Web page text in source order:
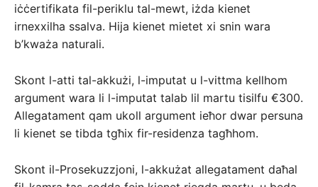
iċċertifikata fil-periklu tal-mewt, iżda kienet
irnexxilha ssalva. Hija kienet mietet xi snin wara
b’kważa naturali.
Skont l-atti tal-akkużi, l-imputat u l-vittma kellhom
argument wara li l-imputat talab lil martu tisilfu €300.
Allegatament qam ukoll argument ieħor dwar persuna
li kienet se tibda tgħix fir-residenza tagħhom.
Skont il-Prosekuzzjoni, l-akkużat allegatament daħal